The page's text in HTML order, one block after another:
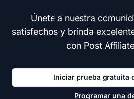
Únete a nuestra
satisfechos y brinda
con Post
Iniciar prueba gratuita
Programar una